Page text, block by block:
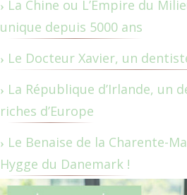
La Chine ou L’Empire du
unique depuis 5000 ans
Le Docteur Xavier, un
La République d’Irlande, un
riches d’Europe
Le Benaise de la Charente-
Hygge du Danemark !